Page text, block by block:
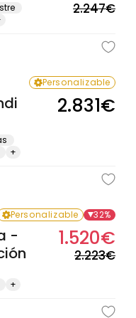
2.247€de
Personalizable
+
Precio
2.831€
Personalizable 32%
-
+
2.223€de
1.520€